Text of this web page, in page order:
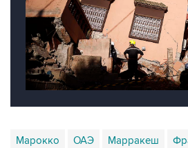
Великобритания